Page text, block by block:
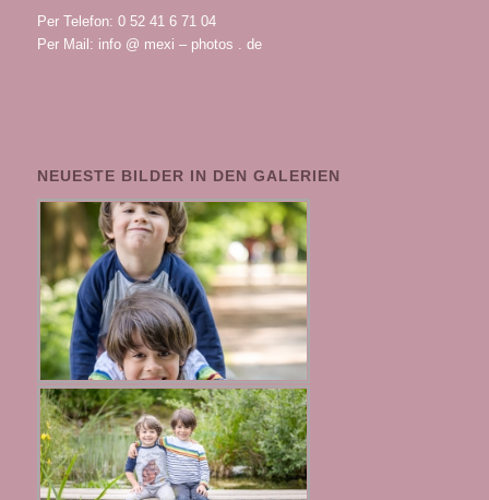
Per Telefon: 0 52 41 6 71 04
Per Mail: info @ mexi – photos . de
NEUESTE BILDER IN DEN GALERIEN